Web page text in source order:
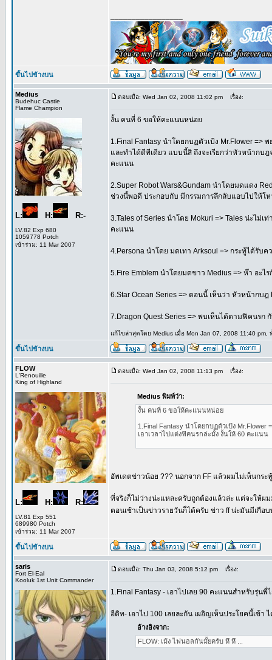
ขึ้นไปข้างบน
Medius
Budehuc Castle
Flame Champion
L: H: R:-
LV.82 Exp 680
1059778 Potch
เข้าร่วม: 11 Mar 2007
ตอบเมื่อ: Wed Jan 02, 2008 11:02 pm เรื่อง:
งั้น คนที่ 6 ขอให้คะแนนหน่อย
1.Final Fantasy นำโดยกบฏตัวเป้ง Mr.Flower =>
และทำได้ดีทีเดียว แบบนี้สิ ถึงจะเรียกว่าหัวหน้ากบ
คะแนน
2.Super Robot Wars&Gundam นำโดยมดแดง
ช่วงนี้พอดี ประกอบกับ มีกรรมการลึกลับแอบไปให้โ
3.Tales of Series นำโดย Mokuri => Tales น่ะไม่เ
คะแนน
4.Persona นำโดย มดเทา Arksoul => กระทู้ได้รับ
5.Fire Emblem นำโดยมดขาว Medius => ห๊า อะ
6.Star Ocean Series => ตอนนี้ เห็นว่า หัวหน้ากบ
7.Dragon Quest Series => พบเห็นได้ตามฟิคนรก
แก้ไขล่าสุดโดย Medius เมื่อ Mon Jan 07, 2008 11:40 pm,
ขึ้นไปข้างบน
FLOW
L'Renouille
King of Highland
L: H: R:
LV.81 Exp 551
689980 Potch
เข้าร่วม: 11 Mar 2007
ตอบเมื่อ: Wed Jan 02, 2008 11:13 pm เรื่อง:
Medius พิมพ์ว่า:
งั้น คนที่ 6 ขอให้คะแนนหน่อย
1.Final Fantasy นำโดยกบฏตัวเป้ง
เอาเวลาไปแต่งฟิคนรกล่ะมั้ง งั้นให้ 60 คะแนน
อัพเดตข่าวน้อย ??? นอกจาก FF แล้วผมไม่เห็นกร
ที่จริงก็ไม่ว่างน่ะแหละครับถูกต้องแล้วล่ะ แต่จะให้ผ
ตอนเช้าเป็นข่าวรายวันก็ได้ครับ ข่าว ff น่ะมันมีเกื
ขึ้นไปข้างบน
saris
Fort El-Eal
Kooluk 1st Unit Commander
ตอบเมื่อ: Thu Jan 03, 2008 5:12 pm เรื่อง:
1.Final Fantasy - เอาไปเลย 90 คะแนนสำหรับรุ่น
อีดิท- เอาไป 100 เลยละกัน เผอิญเห็นประโยคนี้เข้า
อ้างอิงจาก:
FLOW: เม้ง ไฟนอลกันมั้ยครับ หึ หึ ...